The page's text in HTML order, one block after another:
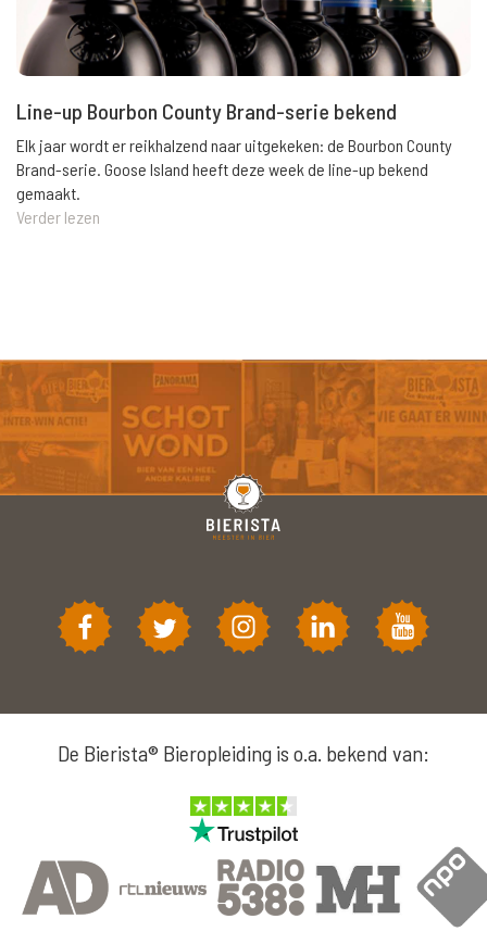
Line-up Bourbon County Brand-serie bekend
Elk jaar wordt er reikhalzend naar uitgekeken: de Bourbon County
Brand-serie. Goose Island heeft deze week de line-up bekend
gemaakt.
Verder lezen
De Bierista® Bieropleiding is o.a. bekend van: